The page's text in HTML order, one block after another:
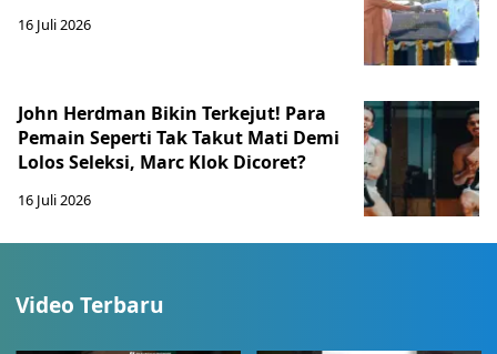
16 Juli 2026
John Herdman Bikin Terkejut! Para
Pemain Seperti Tak Takut Mati Demi
Lolos Seleksi, Marc Klok Dicoret?
16 Juli 2026
Video Terbaru